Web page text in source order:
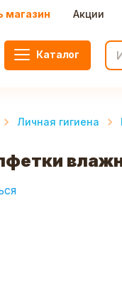
магазин Акции
Каталог
Личная гигиена